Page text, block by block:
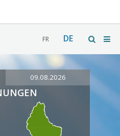
FR DE
09.08.2026